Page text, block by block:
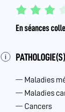
En séances
Maladies
Maladies
Cancers